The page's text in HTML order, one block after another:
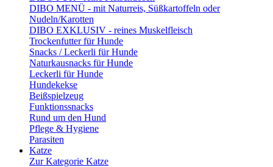
DIBO MENÜ - mit Naturreis, Süßkartoffeln oder
Nudeln/Karotten
DIBO EXKLUSIV - reines Muskelfleisch
Trockenfutter für Hunde
Snacks / Leckerli für Hunde
Naturkausnacks für Hunde
Leckerli für Hunde
Hundekekse
Beißspielzeug
Funktionssnacks
Rund um den Hund
Pflege & Hygiene
Parasiten
Katze
Zur Kategorie Katze